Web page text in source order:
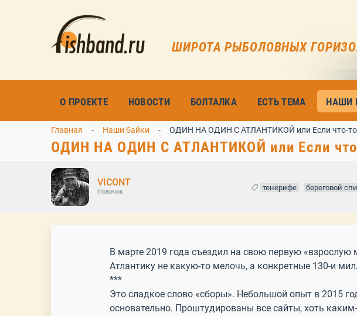
ШИРОТА РЫБОЛОВНЫХ
О ПРОЕКТЕ НОВОСТИ БОЛТАЛКА ЕСТЬ ТЕМА НАШИ
Главная Наши байки ОДИН НА ОДИН С АТЛАНТИКОЙ или Если что-то
ОДИН НА ОДИН С АТЛАНТИКОЙ или Если что-
VICONT
Новичок тенерифе береговой
В марте 2019 года съездил на свою первую
Атлантику не какую-то мелочь, а конкретные 130-и
***
Это сладкое слово «сборы». Небольшой опыт в 2015
основательно. Проштудированы все сайты, хоть